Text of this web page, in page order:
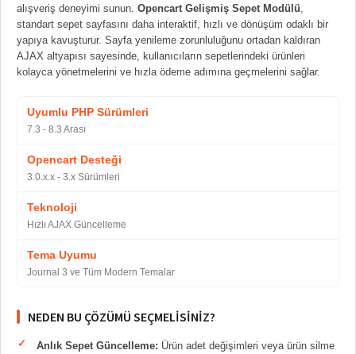
alışveriş deneyimi sunun. Opencart Gelişmiş Sepet Modülü,
standart sepet sayfasını daha interaktif, hızlı ve dönüşüm odaklı bir
yapıya kavuşturur. Sayfa yenileme zorunluluğunu ortadan kaldıran
AJAX altyapısı sayesinde, kullanıcıların sepetlerindeki ürünleri
kolayca yönetmelerini ve hızla ödeme adımına geçmelerini sağlar.
Uyumlu PHP Sürümleri
7.3 - 8.3 Arası
Opencart Desteği
3.0.x.x - 3.x Sürümleri
Teknoloji
Hızlı AJAX Güncelleme
Tema Uyumu
Journal 3 ve Tüm Modern Temalar
NEDEN BU ÇÖZÜMÜ SEÇMELISINIZ?
Anlık Sepet Güncelleme: Ürün adet değişimleri veya ürün silme